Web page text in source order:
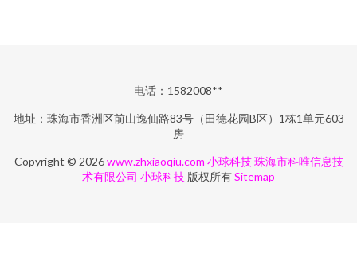
电话：1582008**
地址：珠海市香洲区前山逸仙路83号（田德花园B区）1栋1单元603
房
Copyright © 2026www.zhxiaoqiu.com 小球科技 珠海市科唯信息技
术有限公司 小球科技 版权所有Sitemap